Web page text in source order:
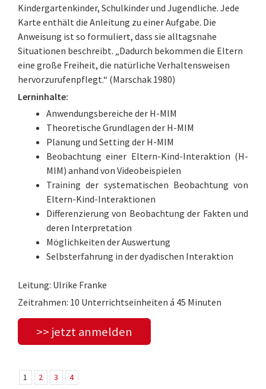
Kindergartenkinder, Schulkinder und Jugendliche. Jede
Karte enthält die Anleitung zu einer Aufgabe. Die
Anweisung ist so formuliert, dass sie alltagsnahe
Situationen beschreibt. „Dadurch bekommen die Eltern
eine große Freiheit, die natürliche Verhaltensweisen
hervorzurufenpflegt.“ (Marschak 1980)
Lerninhalte:
Anwendungsbereiche der H-MIM
Theoretische Grundlagen der H-MIM
Planung und Setting der H-MIM
Beobachtung einer Eltern-Kind-Interaktion (H-
MIM) anhand von Videobeispielen
Training der systematischen Beobachtung von
Eltern-Kind-Interaktionen
Differenzierung von Beobachtung der Fakten und
deren Interpretation
Möglichkeiten der Auswertung
Selbsterfahrung in der dyadischen Interaktion
Leitung: Ulrike Franke
Zeitrahmen: 10 Unterrichtseinheiten á 45 Minuten
>> jetzt anmelden
1 2 3 4